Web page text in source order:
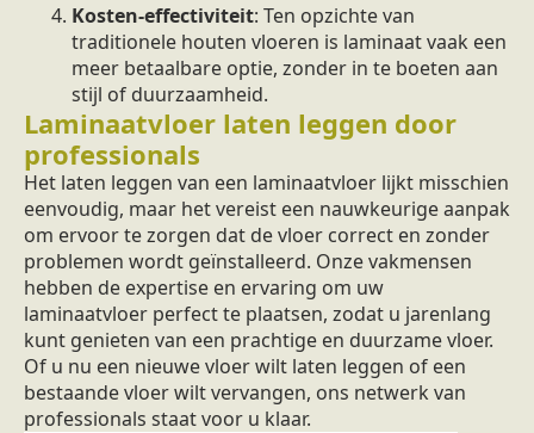
Kosten-effectiviteit: Ten opzichte van
traditionele houten vloeren is laminaat vaak een
meer betaalbare optie, zonder in te boeten aan
stijl of duurzaamheid.
Laminaatvloer laten leggen door
professionals
Het laten leggen van een laminaatvloer lijkt misschien
eenvoudig, maar het vereist een nauwkeurige aanpak
om ervoor te zorgen dat de vloer correct en zonder
problemen wordt geïnstalleerd. Onze vakmensen
hebben de expertise en ervaring om uw
laminaatvloer perfect te plaatsen, zodat u jarenlang
kunt genieten van een prachtige en duurzame vloer.
Of u nu een nieuwe vloer wilt laten leggen of een
bestaande vloer wilt vervangen, ons netwerk van
professionals staat voor u klaar.